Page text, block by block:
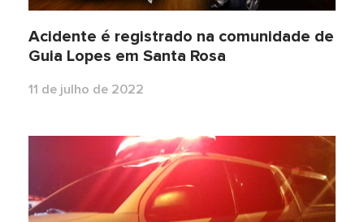
Acidente é registrado na comunidade de
Guia Lopes em Santa Rosa
11 de julho de 2022